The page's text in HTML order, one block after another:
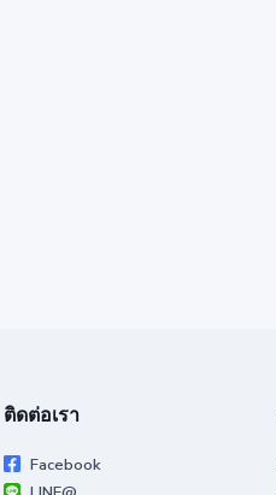
ติดต่อเรา
Facebook